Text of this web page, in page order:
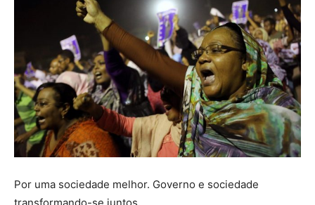
Por uma sociedade melhor. Governo e sociedade